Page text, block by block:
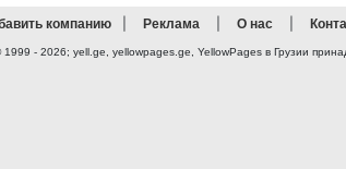
компанию Реклама О нас
1999 - 2026; yell.ge, yellowpages.ge, YellowPages в Грузии